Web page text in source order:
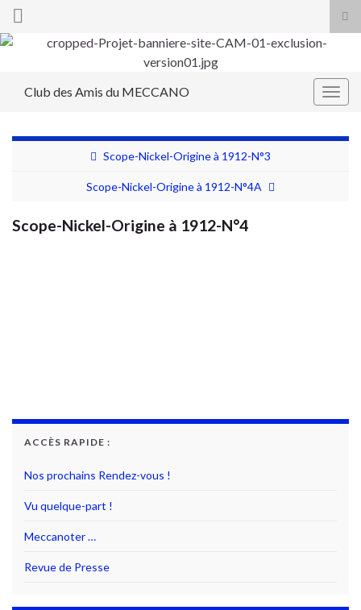
Search for:
Club des Amis du MECCANO
Scope-Nickel-Origine à 1912-N°3
Scope-Nickel-Origine à 1912-N°4A
Scope-Nickel-Origine à 1912-N°4
ACCÈS RAPIDE :
Nos prochains Rendez-vous !
Vu quelque-part !
Meccanoter …
Revue de Presse